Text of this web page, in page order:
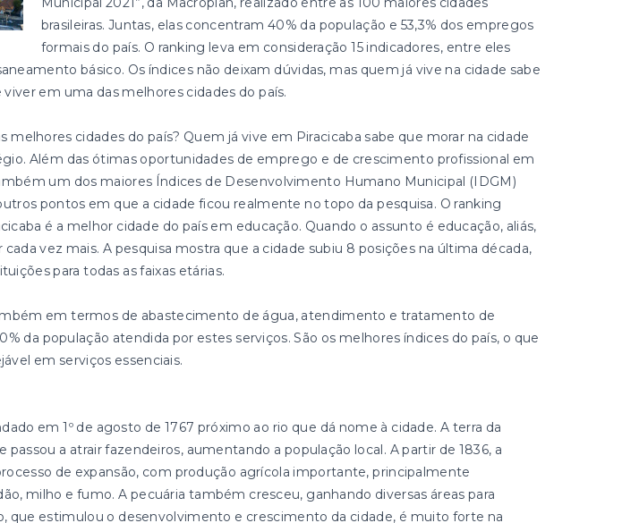
brasileiras. Juntas, elas concentram 40% da população e 53,3% dos empregos
formais do país. O ranking leva em consideração 15 indicadores, entre eles
básico. Os índices não deixam dúvidas, mas quem já vive na cidade sabe
em uma das melhores cidades do país.
melhores cidades do país? Quem já vive em Piracicaba sabe que morar na cidade
Além das ótimas oportunidades de emprego e de crescimento profissional em
um dos maiores Índices de Desenvolvimento Humano Municipal (IDGM)
pontos em que a cidade ficou realmente no topo da pesquisa. O ranking
é a melhor cidade do país em educação. Quando o assunto é educação, aliás,
cada vez mais. A pesquisa mostra que a cidade subiu 8 posições na última década,
para todas as faixas etárias.
em termos de abastecimento de água, atendimento e tratamento de
da população atendida por estes serviços. São os melhores índices do país, o que
em serviços essenciais.
em 1º de agosto de 1767 próximo ao rio que dá nome à cidade. A terra da
a atrair fazendeiros, aumentando a população local. A partir de 1836, a
de expansão, com produção agrícola importante, principalmente
milho e fumo. A pecuária também cresceu, ganhando diversas áreas para
que estimulou o desenvolvimento e crescimento da cidade, é muito forte na